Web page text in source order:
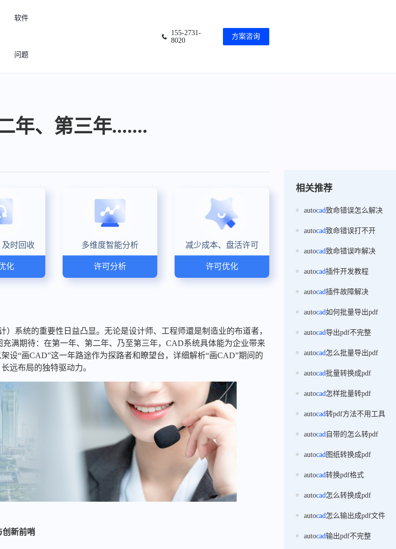
管理
软件
问题
155-2731-
8020
方案咨询
年、第三年.......
时回收
化
多维度智能分析
许可分析
减少成本、盘活许可
许可优化
）系统的重要性日益凸显。无论是设计师、工程师還是制造业的布道者，
满期待：在第一年、第二年、乃至第三年，CAD系统具体能为企业带来
设“画CAD”这一年路途作为探路者和瞭望台，详细解析“画CAD”期间的
远布局的独特驱动力。
新前哨
相关推荐
autocad致命错误怎么解决
autocad致命错误打不开
autocad致命错误咋解决
autocad插件开发教程
autocad插件故障解决
autocad如何批量导出pdf
autocad导出pdf不完整
autocad怎么批量导出pdf
autocad批量转换成pdf
autocad怎样批量转pdf
autocad转pdf方法不用工具
autocad自带的怎么转pdf
autocad图纸转换成pdf
autocad转换pdf格式
autocad怎么转换成pdf
autocad怎么输出成pdf文件
autocad输出pdf不完整